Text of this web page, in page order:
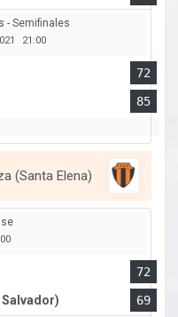
- Semifinales
21:00
72
85
(Santa Elena)
72
69